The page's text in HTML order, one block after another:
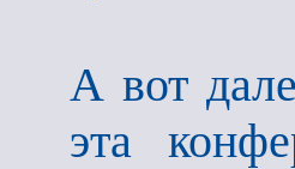
А вот
эта